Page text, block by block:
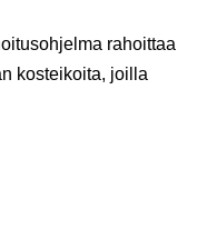
rahoittaa
kosteikoita, joilla